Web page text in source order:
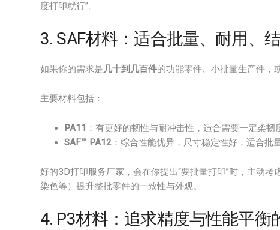
度打印就行”。
3. SAF材料：适合批量、耐用、
如果你的需求是几十到几百件的功能零件、小批量生产件，
主要材料包括：
PA11 ：有更好的韧性与耐冲击性，适合需要一定柔韧
SAF™ PA12 ：综合性能优异，尺寸稳定性好，适合批
好的3D打印服务厂家，会在你提出“要批量打印”时，主动考
染色等）提升整批零件的一致性与外观。
4. P3材料：追求精度与性能平衡